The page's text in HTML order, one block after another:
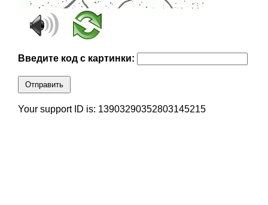
Введите код с картинки:
Отправить
Your support ID is: 13903290352803145215